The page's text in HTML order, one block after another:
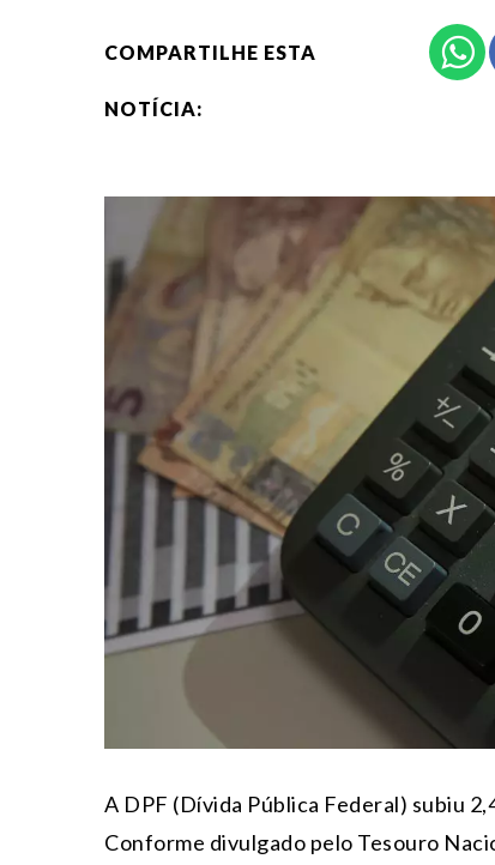
COMPARTILHE ESTA
NOTÍCIA:
A DPF (Dívida Pública Federal) subiu
Conforme divulgado pelo Tesouro